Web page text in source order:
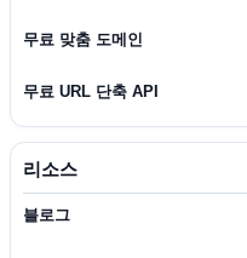
무료 맞춤 도메인
무료 URL 단축 API
리소스
블로그